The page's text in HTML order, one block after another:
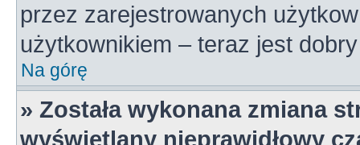
przez zarejestrowanych
użytkownikiem – teraz jest
Na górę
» Została wykonana zmiana
wyświetlany nieprawidłowy